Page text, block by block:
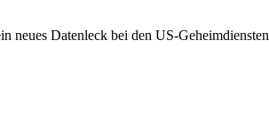
neues Datenleck bei den US-